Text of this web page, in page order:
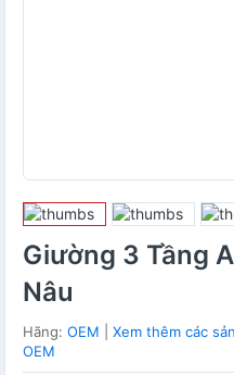
Giường 3 Tầng
Nâu
Hãng: OEM
Xem thêm các
OEM